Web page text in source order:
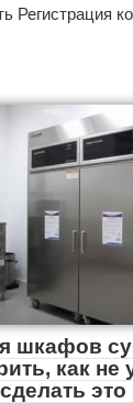
Регистрация
шкафов
как не